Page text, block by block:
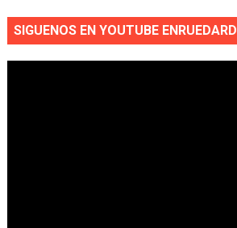
SIGUENOS EN YOUTUBE ENRUEDARD